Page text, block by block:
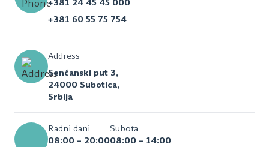
+381 24 45 45 000
+381 60 55 75 754
Address
Senćanski put 3,
24000 Subotica,
Srbija
Radni dani
08:00 – 20:00
Subota
08:00 – 14:00